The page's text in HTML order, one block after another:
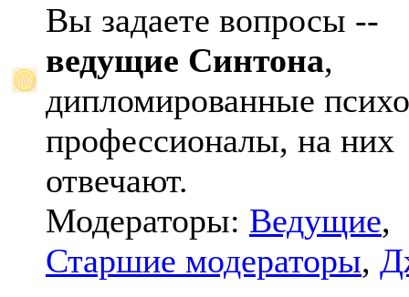
Вы задаете вопросы --
ведущие Синтона,
дипломированные
профессионалы, на них
отвечают.
Модераторы: Ведущие,
Старшие модераторы,